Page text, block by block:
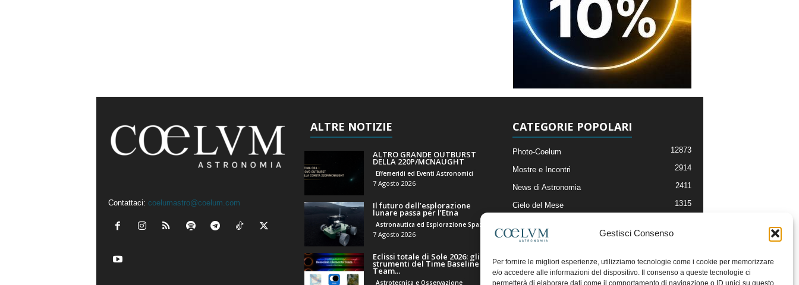
Gestisci Consenso
Per fornire le migliori esperienze, utilizziamo tecnologie come i cookie per memorizzare
e/o accedere alle informazioni del dispositivo. Il consenso a queste tecnologie ci
permetterà di elaborare dati come il comportamento di navigazione o ID unici su questo
Contattaci: coelumastro@coelum.com
ALTRE NOTIZIE
ALTRO GRANDE OUTBURST
DELLA 220P/MCNAUGHT
Effemeridi ed Eventi Astronomici
7 Agosto 2026
Il futuro dell’esplorazione
lunare passa per l’Etna
7 Agosto 2026
Eclissi totale di Sole 2026: gli
strumenti del Time Baseline
Team...
Astrotecnica e Osservazione
CATEGORIE POPOLARI
Photo-Coelum 12873
Mostre e Incontri 2914
News di Astronomia 2411
Cielo del Mese 1315
Articoli e Risorse On-Line
Il Blog della Redazione